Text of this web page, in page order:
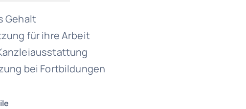
Gehalt
für ihre Arbeit
bei Fortbildungen